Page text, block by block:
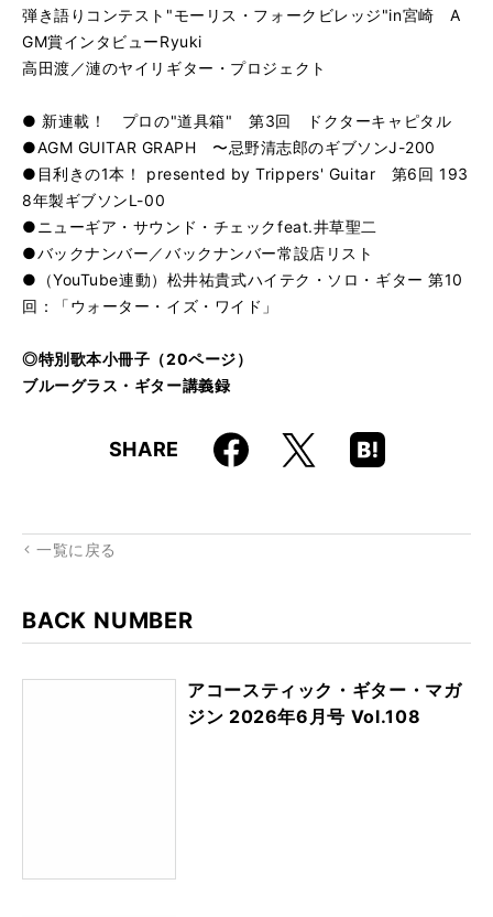
弾き語りコンテスト"モーリス・フォークビレッジ"in宮崎 A
GM賞インタビューRyuki
高田渡／漣のヤイリギター・プロジェクト
● 新連載！ プロの"道具箱" 第3回 ドクターキャピタル
●AGM GUITAR GRAPH 〜忌野清志郎のギブソンJ-200
●目利きの1本！ presented by Trippers' Guitar 第6回 193
8年製ギブソンL-00
●ニューギア・サウンド・チェックfeat.井草聖二
●バックナンバー／バックナンバー常設店リスト
●（YouTube連動）松井祐貴式ハイテク・ソロ・ギター 第10
回：「ウォーター・イズ・ワイド」
◎特別歌本小冊子（20ページ）
ブルーグラス・ギター講義録
SHARE Faceboo
k
X
Hatena
Boo
一覧に戻る
BACK NUMBER
アコースティック・ギター・マガ
ジン 2026年6月号 Vol.108